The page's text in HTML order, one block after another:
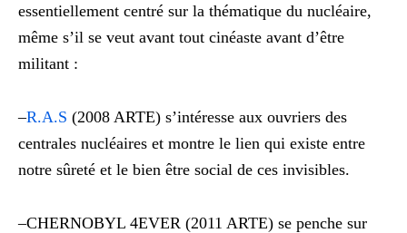
essentiellement centré sur la thématique du nucléaire,
même s’il se veut avant tout cinéaste avant d’être
militant :
–R.A.S (2008 ARTE) s’intéresse aux ouvriers des
centrales nucléaires et montre le lien qui existe entre
notre sûreté et le bien être social de ces invisibles.
–CHERNOBYL 4EVER (2011 ARTE) se penche sur